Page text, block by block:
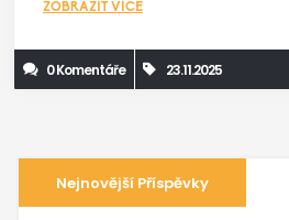
ZOBRAZIT VÍCE
0 Komentáře 23.11.2025
Nejnovější Příspěvky